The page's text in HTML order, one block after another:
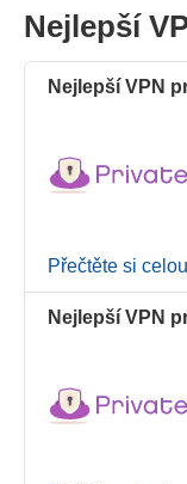
Nejlepší
Nejlepší VPN
Přečtěte si
Nejlepší VPN